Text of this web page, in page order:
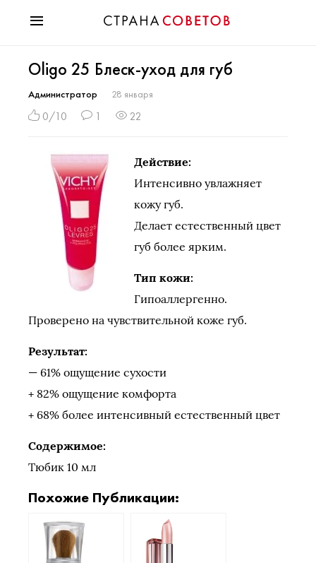
Мода
Звезды
Гороскопы
Психология
Праздники
Oligo 25 Блеск-уход для губ
Администратор 28 января
0/10 1 22
Действие:
Интенсивно увлажняет
кожу губ.
Делает естественный цвет
губ более ярким.
Тип кожи:
Гипоаллергенно.
Проверено на чувствительной коже губ.
Результат:
— 61% ощущение сухости
+ 82% ощущение комфорта
+ 68% более интенсивный естественный цвет
Содержимое:
Тюбик 10 мл
Похожие Публикации: